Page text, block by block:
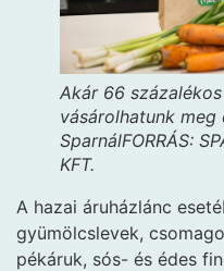
Akár 66
vásárolhatunk meg
SparnálFORRÁS:
KFT.
A hazai áruházlánc
gyümölcslevek,
pékáruk, sós- és édes